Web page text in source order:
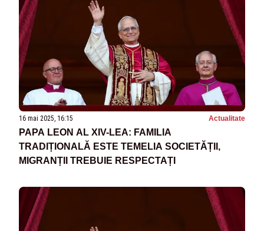
16 mai 2025, 16:15 Actualitate
PAPA LEON AL XIV-LEA: FAMILIA
TRADIȚIONALĂ ESTE TEMELIA SOCIETĂȚII,
MIGRANȚII TREBUIE RESPECTAȚI